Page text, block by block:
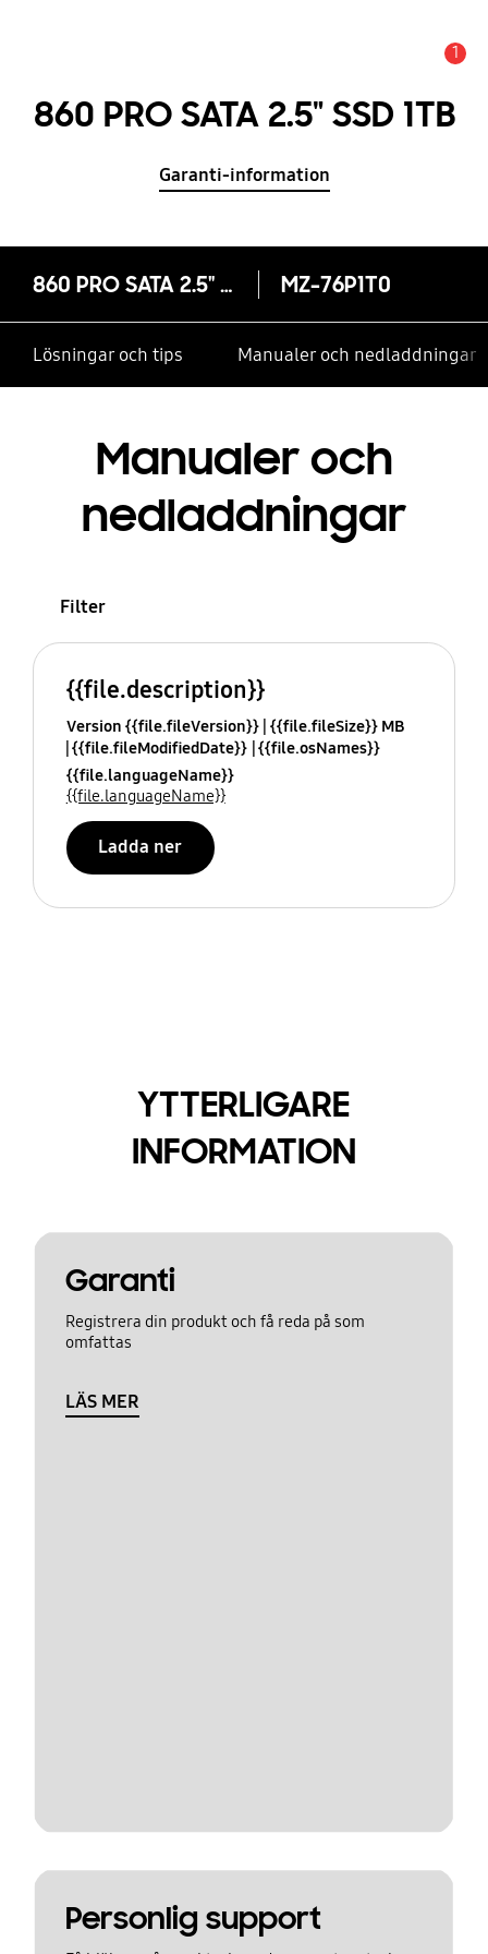
1
860 PRO SATA 2.5" SSD 1TB
Garanti-information
860 PRO SATA 2.5" SSD 1TB MZ-76P1T0
Lösningar och tips Manualer och nedladdningar
Manualer och
nedladdningar
Filter
{{file.description}}
Version {{file.fileVersion}} {{file.fileSize}} MB
{{file.fileModifiedDate}} {{file.osNames}}
{{file.languageName}}
{{file.languageName}}
Ladda ner
YTTERLIGARE
INFORMATION
Garanti
Registrera din produkt och få reda på som
omfattas
LÄS MER
Personlig support